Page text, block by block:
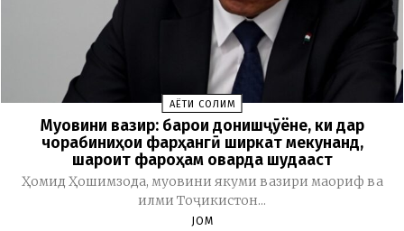
ҲАЁТИ СОЛИМ
Муовини вазир: барои донишҷӯёне, ки дар
чорабиниҳои фарҳангӣ ширкат мекунанд,
шароит фароҳам оварда шудааст
Ҳомид Ҳошимзода, муовини якуми вазири маориф ва
илми Тоҷикистон...
JOM